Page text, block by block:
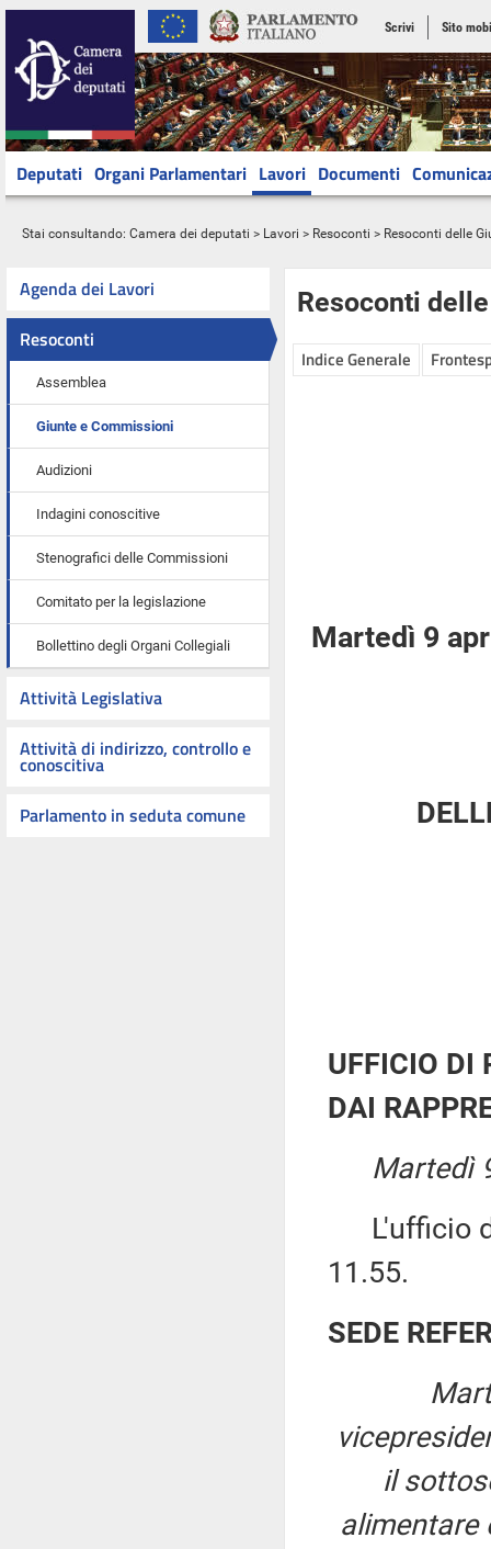
Scrivi Sito
Deputati Organi Parlamentari Lavori Documenti
Stai consultando: Camera dei deputati > Lavori > Resoconti > Resoconti delle
Agenda dei Lavori
Resoconti
Assemblea
Giunte e Commissioni
Audizioni
Indagini conoscitive
Stenografici delle Commissioni
Comitato per la legislazione
Bollettino degli Organi Collegiali
Attività Legislativa
Attività di indirizzo, controllo e
conoscitiva
Parlamento in seduta comune
Resoconti
Indice Generale
Martedì 9
UFFICIO DI
DAI
Martedì
L'ufficio di
11.55.
SEDE
il
alimentare